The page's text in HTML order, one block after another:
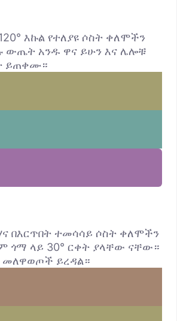
እኩል የተለያዩ ሶስት ቀለሞችን
ውጤት አንዱ ዋና ይሁን እና ሌሎቹ
ይጠቀሙ።
በእርጥበት ተመሳሳይ ሶስት ቀለሞችን
ጎማ ላይ 30° ርቀት ያላቸው ናቸው።
መለዋወጦች ይረዳል።